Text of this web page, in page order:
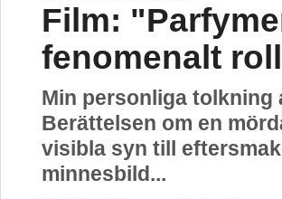
Film:
fenomenalt
Min personliga tolkning
Berättelsen om en
visibla syn till
minnesbild...